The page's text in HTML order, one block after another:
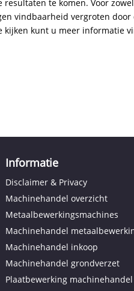
te komen. Voor
vindbaarheid vergroten door
kijken kunt u meer informatie
Informatie
Disclaimer & Privacy
Machinehandel overzicht
Metaalbewerkingsmachines
Machinehandel
Machinehandel inkoop
Machinehandel grondverzet
Plaatbewerking machinehandel